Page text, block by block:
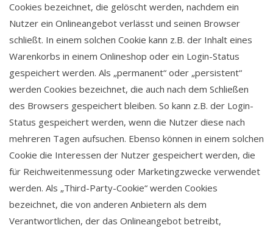
Cookies bezeichnet, die gelöscht werden, nachdem ein
Nutzer ein Onlineangebot verlässt und seinen Browser
schließt. In einem solchen Cookie kann z.B. der Inhalt eines
Warenkorbs in einem Onlineshop oder ein Login-Status
gespeichert werden. Als „permanent“ oder „persistent“
werden Cookies bezeichnet, die auch nach dem Schließen
des Browsers gespeichert bleiben. So kann z.B. der Login-
Status gespeichert werden, wenn die Nutzer diese nach
mehreren Tagen aufsuchen. Ebenso können in einem solchen
Cookie die Interessen der Nutzer gespeichert werden, die
für Reichweitenmessung oder Marketingzwecke verwendet
werden. Als „Third-Party-Cookie“ werden Cookies
bezeichnet, die von anderen Anbietern als dem
Verantwortlichen, der das Onlineangebot betreibt,